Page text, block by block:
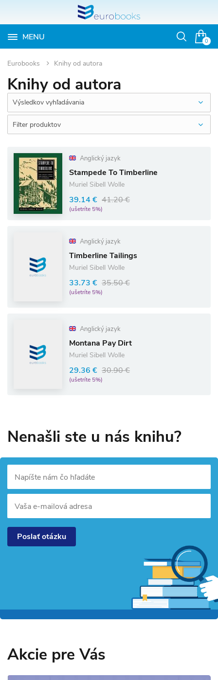
0
MENU
Otvoriť
Eurobooks Knihy od autora
Knihy od autora
Výsledkov vyhľadávania
Filter produktov
Anglický jazyk
Stampede To Timberline
Muriel Sibell Wolle
39.14 € 41.20 €
(ušetríte 5%)
Anglický jazyk
Timberline Tailings
Muriel Sibell Wolle
33.73 € 35.50 €
(ušetríte 5%)
Anglický jazyk
Montana Pay Dirt
Muriel Sibell Wolle
29.36 € 30.90 €
(ušetríte 5%)
Nenašli ste u nás knihu?
Napíšte nám čo hľadáte
Vaša e-mailová adresa
Poslať otázku
Akcie pre Vás